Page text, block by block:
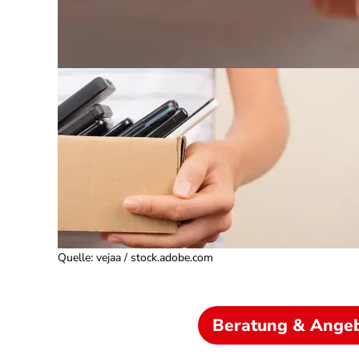
Quelle: vejaa / stock.adobe.com
Beratung &